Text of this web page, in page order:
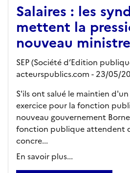
Salaires : les
mettent la
nouveau ministre
SEP (Société d’Edition
acteurspublics.com - 23/05/
S'ils ont salué le maintien
exercice pour la fonction
nouveau gouvernement
fonction publique attendent
concre...
En savoir plus...